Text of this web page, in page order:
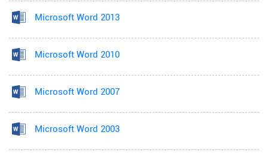
Microsoft Word 2013
Microsoft Word 2010
Microsoft Word 2007
Microsoft Word 2003